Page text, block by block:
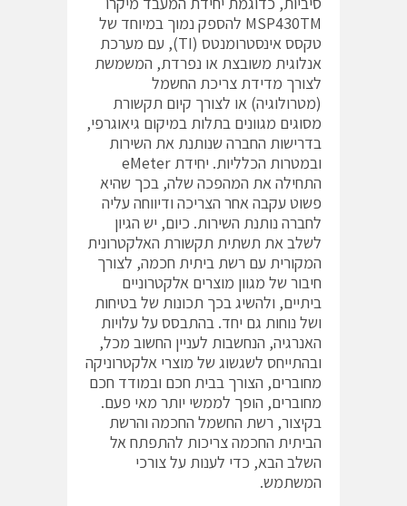
MSP430TM להספק נמוך במיוחד של
טקסס אינסטרומנטס (TI), עם מערכת
אנלוגית משובצת או נפרדת, המשמשת
לצורך מדידת צריכת החשמל
(מטרולוגיה) או לצורך קיום תקשורת
מסוגים מגוונים בתלות במיקום גיאוגרפי,
בדרישות החברה שנותנת את השירות
ובמטרות הכלליות. יחידת eMeter
התחילה את המהפכה שלה, בכך שהיא
פשוט עקבה אחר הצריכה ודיווחה עליה
לחברה נותנת השירות. כיום, יש הגיון
לשלב את תשתית תקשורת האלקטרונית
המקורית עם רשת ביתית חכמה, לצורך
חיבור של מגוון מוצרים אלקטרוניים
ביתיים, ולהשיג בכך תכונות של בטיחות
ושל נוחות גם יחד. בהתבסס על עלויות
האנרגיה, הנחשבות לעניין החשוב מכל,
ובהתייחס לשגשוג של מוצרי אלקטרוניקה
מחוברים, הצורך בבית חכם ובמודד חכם
מחוברים, הופך לממשי יותר מאי פעם.
בקיצור, רשת החשמל החכמה והרשת
הביתית החכמה צריכות להתפתח אל
השלב הבא, כדי לענות על צורכי
המשתמש.